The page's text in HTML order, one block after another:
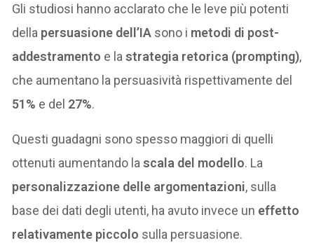
Gli studiosi hanno acclarato che le leve più potenti
della persuasione dell’IA sono i metodi di post-
addestramento e lastrategia retorica (prompting),
che aumentano la persuasività rispettivamente del
51% e del 27%.
Questi guadagni sono spesso maggiori di quelli
ottenuti aumentando lascala del modello. La
personalizzazione delle argomentazioni, sulla
base dei dati degli utenti, ha avuto invece un effetto
relativamente piccolo sulla persuasione.